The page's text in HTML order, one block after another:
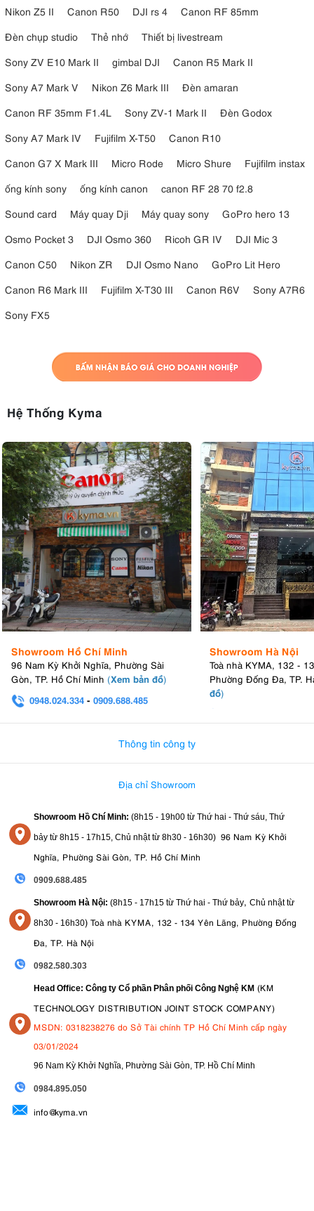
Nikon Z5 II
Canon R50 DJI rs 4
Canon RF 85mm
Đèn chụp studio
Thẻ nhớ
Thiết bị livestream
Sony ZV E10 Mark II
gimbal DJI
Canon R5 Mark II
Sony A7 Mark V
Nikon Z6 Mark III
Đèn amaran
Canon RF 35mm F1.4L
Sony ZV-1 Mark II
Đèn Godox
Sony A7 Mark IV
Fujifilm X-T50
Canon R10
Canon G7 X Mark III
Micro Rode Micro Shure
Fujifilm instax
ống kính sony
ống kính canon
canon RF 28 70 f2.8
Sound card
Máy quay Dji Máy quay sony
GoPro hero 13
Osmo Pocket 3
DJI Osmo 360 Ricoh GR IV
DJI Mic 3
Canon C50
Nikon ZR DJI Osmo Nano
GoPro Lit Hero
Canon R6 Mark III
Fujifilm X-T30 III Canon R6V
Sony A7R6
Sony FX5
Hệ Thống Kyma
Showroom Hồ Chí Minh
96 Nam Kỳ Khởi Nghĩa, Phường Sài
Gòn, TP. Hồ Chí Minh (Xem bản đồ)
0948.024.334 - 0909.688.485
Showroom Hà Nội
Toà nhà KYMA, 132 -
Phường Đống Đa, TP.
đồ)
Thông tin công ty
Địa chỉ Showroom
Showroom Hồ Chí Minh: (8h15 - 19h00 từ Thứ hai - Thứ sáu, Thứ
bảy từ 8h15 - 17h15, Chủ nhật từ 8h30 - 16h30) 96 Nam Kỳ Khởi
Nghĩa, Phường Sài Gòn, TP. Hồ Chí Minh
0909.688.485
Showroom Hà Nội: (8h15 - 17h15 từ Thứ hai - Thứ bảy, Chủ nhật từ
8h30 - 16h30) Toà nhà KYMA, 132 - 134 Yên Lãng, Phường Đống
Đa, TP. Hà Nội
0982.580.303
Head Office: Công ty Cổ phần Phân phối Công Nghệ KM (KM
TECHNOLOGY DISTRIBUTION JOINT STOCK COMPANY)
MSDN: 0318238276 do Sở Tài chính TP Hồ Chí Minh cấp ngày
03/01/2024
96 Nam Kỳ Khởi Nghĩa, Phường Sài Gòn, TP. Hồ Chí Minh
0984.895.050
info@kyma.vn